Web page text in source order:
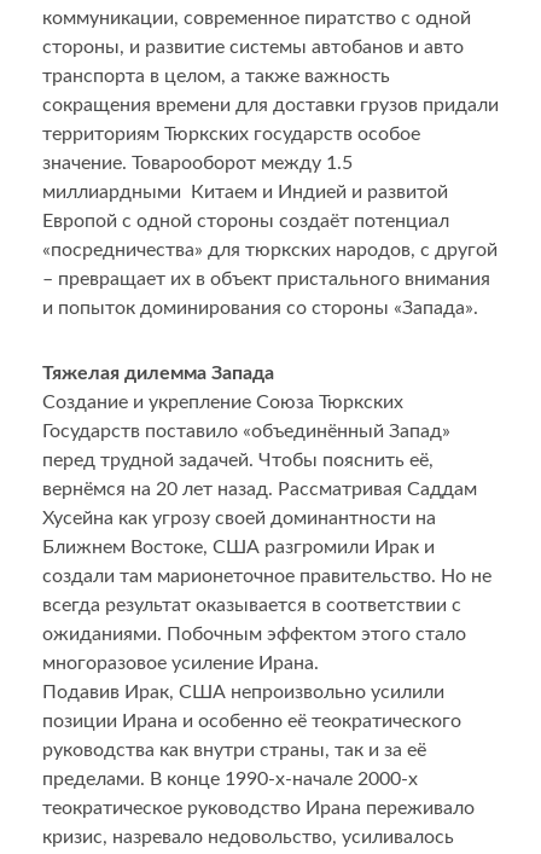
коммуникации, современное пиратство с одной
стороны, и развитие системы автобанов и авто
транспорта в целом, а также важность
сокращения времени для доставки грузов придали
территориям Тюркских государств особое
значение. Товарооборот между 1.5
миллиардными Китаем и Индией и развитой
Европой с одной стороны создаёт потенциал
«посредничества» для тюркских народов, с другой
– превращает их в объект пристального внимания
и попыток доминирования со стороны «Запада».
Тяжелая дилемма Запада
Создание и укрепление Союза Тюркских
Государств поставило «объединённый Запад»
перед трудной задачей. Чтобы пояснить её,
вернёмся на 20 лет назад. Рассматривая Саддам
Хусейна как угрозу своей доминантности на
Ближнем Востоке, США разгромили Ирак и
создали там марионеточное правительство. Но не
всегда результат оказывается в соответствии с
ожиданиями. Побочным эффектом этого стало
многоразовое усиление Ирана.
Подавив Ирак, США непроизвольно усилили
позиции Ирана и особенно её теократического
руководства как внутри страны, так и за её
пределами. В конце 1990-х-начале 2000-х
теократическое руководство Ирана переживало
кризис, назревало недовольство, усиливалось